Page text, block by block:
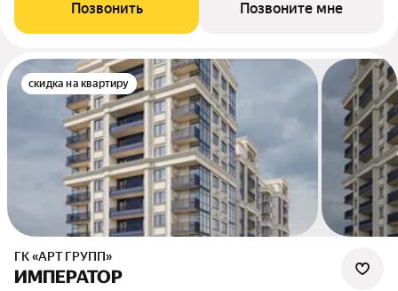
Позвонить Позвоните мне
скидка на квартиру
ГК «АРТ ГРУПП»
ИМПЕРАТОР